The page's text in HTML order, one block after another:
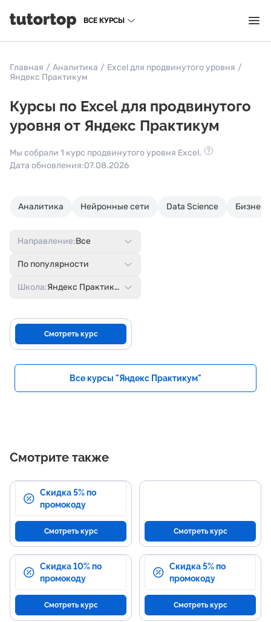
ВСЕ КУРСЫ
Главная / Аналитика / Excel для продвинутого уровня /
Яндекс Практикум
Курсы по Excel для продвинутого
уровня от Яндекс Практикум
Мы собрали 1 курс продвинутого уровня Excel.
Дата обновления:07.08.2026
Аналитика Нейронные сети Data Science
Школа:Яндекс Практикум
По популярности
Направление:Все
Смотреть курс
Все курсы "Яндекс Практикум"
Смотрите также
Скидка 5% по
промокоду
Смотреть курс Смотреть курс
Скидка 10% по
промокоду
Смотреть курс
Скидка 5% по
промокоду
Смотреть курс